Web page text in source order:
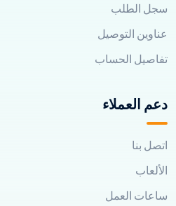
سجل الطلب
عناوين التوصيل
تفاصيل الحساب
دعم العملاء
اتصل بنا
الألعاب
ساعات العمل